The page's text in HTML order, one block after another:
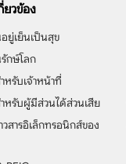
ยวข้อง
อยู่เย็นเป็นสุข
รักษ์โลก
หรับเจ้าหน้าที่
หรับผู้มีส่วนได้ส่วนเสีย
สารอิเล็กทรอนิกส์ของ